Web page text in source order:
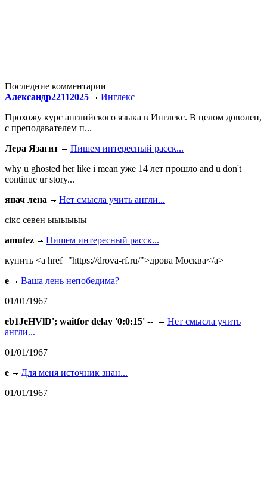
Последние комментарии
Александр22112025
Инглекс
Прохожу курс английского языка в Инглекс. В целом доволен,
с преподавателем п...
Лера Язагит
Пишем интересный расск...
why u ghosted her like i mean уже 14 лет прошло and u don't
continue ur story...
янач лена
Нет смысла учить англи...
сiкс севен ыыыыыы
amutez
Пишем интересный расск...
купить <a href="https://drova-rf.ru/">дрова Москва</a>
e
Ваша лень непобедима?
01/01/1967
eb1JeHVlD'; waitfor delay '0:0:15' --
Нет смысла учить
англи...
01/01/1967
e
Для меня источник знан...
01/01/1967